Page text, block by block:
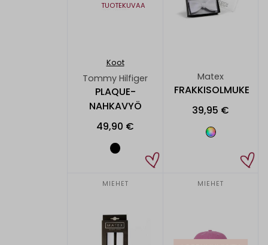
TUOTEKUVAA
Koot
Tommy Hilfiger
PLAQUE-
NAHKAVYÖ
49,90 €
Matex
FRAKKISOLMUKE
39,95 €
MIEHET MIEHET